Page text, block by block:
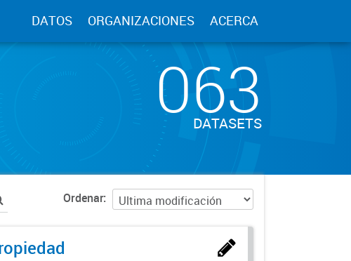
DATOS ORGANIZACIONES ACERCA
063
DATASETS
Ordenar